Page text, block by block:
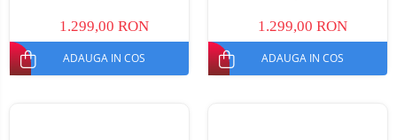
Telefoane mobile Realme
Telefoane mobile ZTE Nubia
1.299,00 RON
ADAUGA IN COS
1.299,00 RON
ADAUGA IN COS